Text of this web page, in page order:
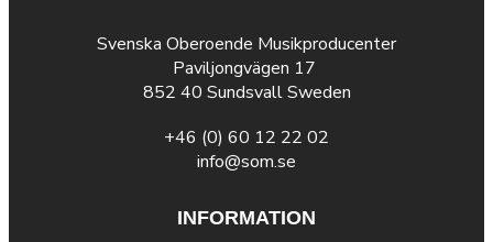
Svenska Oberoende Musikproducenter
Paviljongvägen 17
852 40 Sundsvall Sweden
+46 (0) 60 12 22 02
info@som.se
INFORMATION